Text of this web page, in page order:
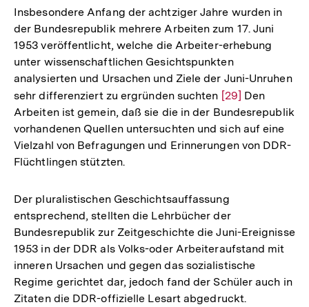
Insbesondere Anfang der achtziger Jahre wurden in
der Bundesrepublik mehrere Arbeiten zum 17. Juni
1953 veröffentlicht, welche die Arbeiter-erhebung
unter wissenschaftlichen Gesichtspunkten
analysierten und Ursachen und Ziele der Juni-Unruhen
sehr differenziert zu ergründen suchten Zur
Auflösung
der
Fußnote
[29] Den
Arbeiten ist gemein, daß sie die in der Bundesrepublik
vorhandenen Quellen untersuchten und sich auf eine
Vielzahl von Befragungen und Erinnerungen von DDR-
Flüchtlingen stützten.
Der pluralistischen Geschichtsauffassung
entsprechend, stellten die Lehrbücher der
Bundesrepublik zur Zeitgeschichte die Juni-Ereignisse
1953 in der DDR als Volks-oder Arbeiteraufstand mit
inneren Ursachen und gegen das sozialistische
Regime gerichtet dar, jedoch fand der Schüler auch in
Zitaten die DDR-offizielle Lesart abgedruckt.